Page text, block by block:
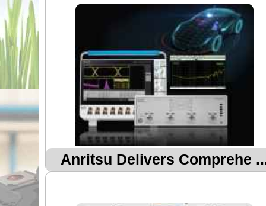
Anritsu Delivers Comprehe